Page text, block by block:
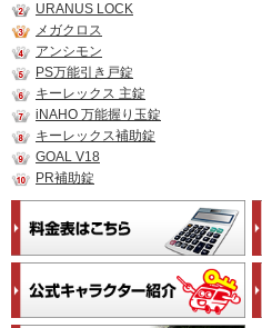
URANUS LOCK
メガクロス
アンシモン
PS万能引き戸錠
キーレックス 主錠
iNAHO 万能握り玉錠
キーレックス補助錠
GOAL V18
PR補助錠